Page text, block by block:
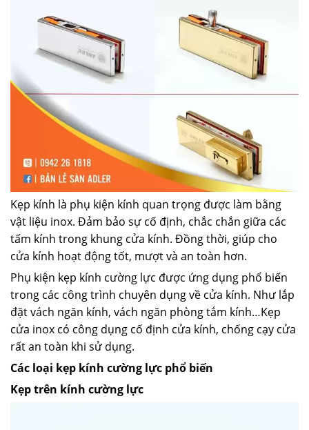
Kẹp kính là phụ kiện kính quan trọng được làm bằng
vật liệu inox. Đảm bảo sự cố định, chắc chắn giữa các
tấm kính trong khung cửa kính. Đồng thời, giúp cho
cửa kính hoạt động tốt, mượt và an toàn hơn.
Phụ kiện kẹp kính cường lực được ứng dụng phổ biến
trong các công trình chuyên dụng về cửa kính. Như lắp
đặt vách ngăn kính, vách ngăn phòng tắm kính…Kẹp
cửa inox có công dụng cố định cửa kính, chống cạy cửa
rất an toàn khi sử dụng.
Các loại kẹp kính cường lực phổ biến
Kẹp trên kính cường lực